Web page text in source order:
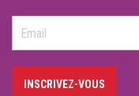
INSCRIVEZ-VOUS